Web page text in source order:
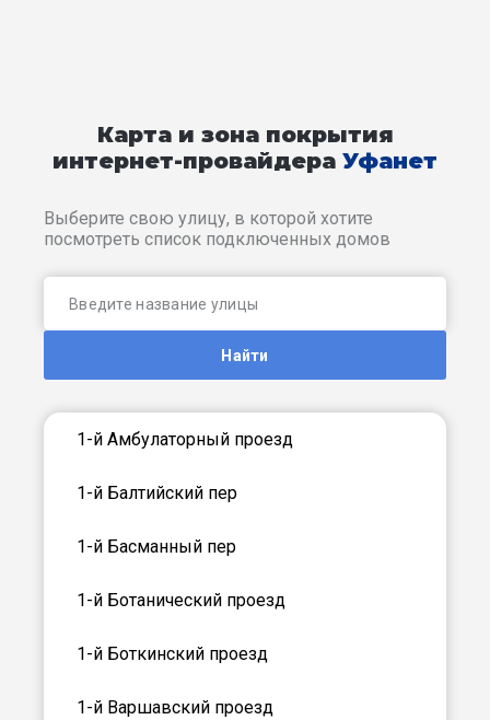
Карта и зона покрытия
интернет-провайдера Уфанет
Выберите свою улицу, в которой хотите
посмотреть список подключенных домов
Найти
1-й Амбулаторный проезд
1-й Балтийский пер
1-й Басманный пер
1-й Ботанический проезд
1-й Боткинский проезд
1-й Варшавский проезд